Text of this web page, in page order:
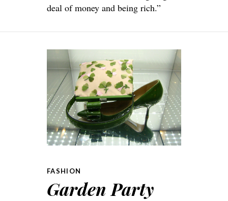
deal of money and being rich.”
FASHION
Garden Party